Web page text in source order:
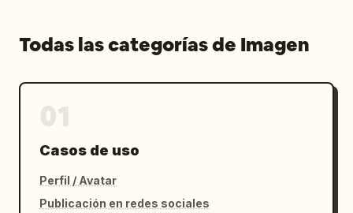
Todas las categorías de Imagen
Casos de uso
Perfil / Avatar
Publicación en redes sociales